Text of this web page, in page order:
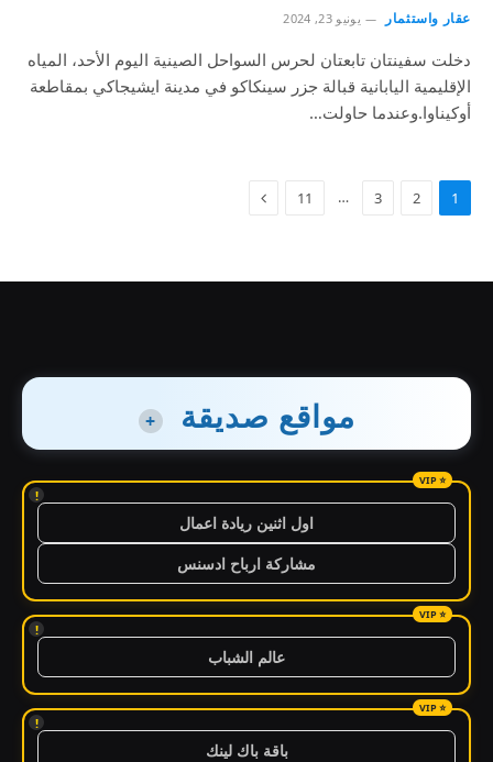
عقار واستثمار يونيو 23, 2024
دخلت سفينتان تابعتان لحرس السواحل الصينية اليوم الأحد، المياه
الإقليمية اليابانية قبالة جزر سينكاكو في مدينة ايشيجاكي بمقاطعة
أوكيناوا.وعندما حاولت…
1
2
3
…
11
مواقع صديقة +
!
اول اثنين ريادة اعمال
مشاركة ارباح ادسنس
!
عالم الشباب
!
باقة باك لينك